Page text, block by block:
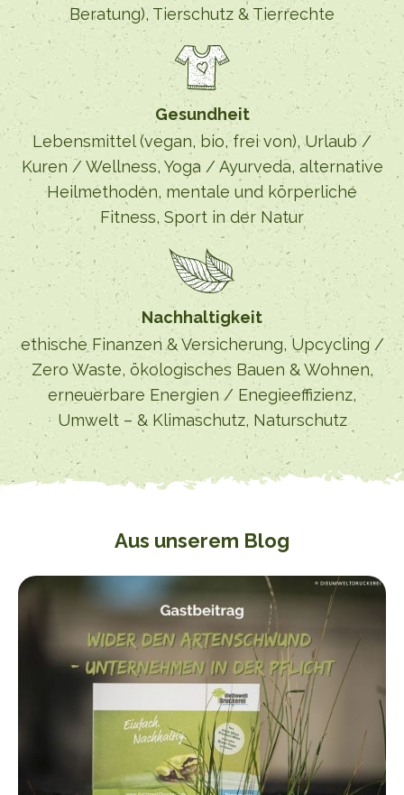
Beratung), Tierschutz & Tierrechte
Gesundheit
Lebensmittel (vegan, bio, frei von), Urlaub /
Kuren / Wellness, Yoga / Ayurveda, alternative
Heilmethoden, mentale und körperliche
Fitness, Sport in der Natur
Nachhaltigkeit
ethische Finanzen & Versicherung, Upcycling /
Zero Waste, ökologisches Bauen & Wohnen,
erneuerbare Energien / Enegieeffizienz,
Umwelt – & Klimaschutz, Naturschutz
Aus unserem Blog